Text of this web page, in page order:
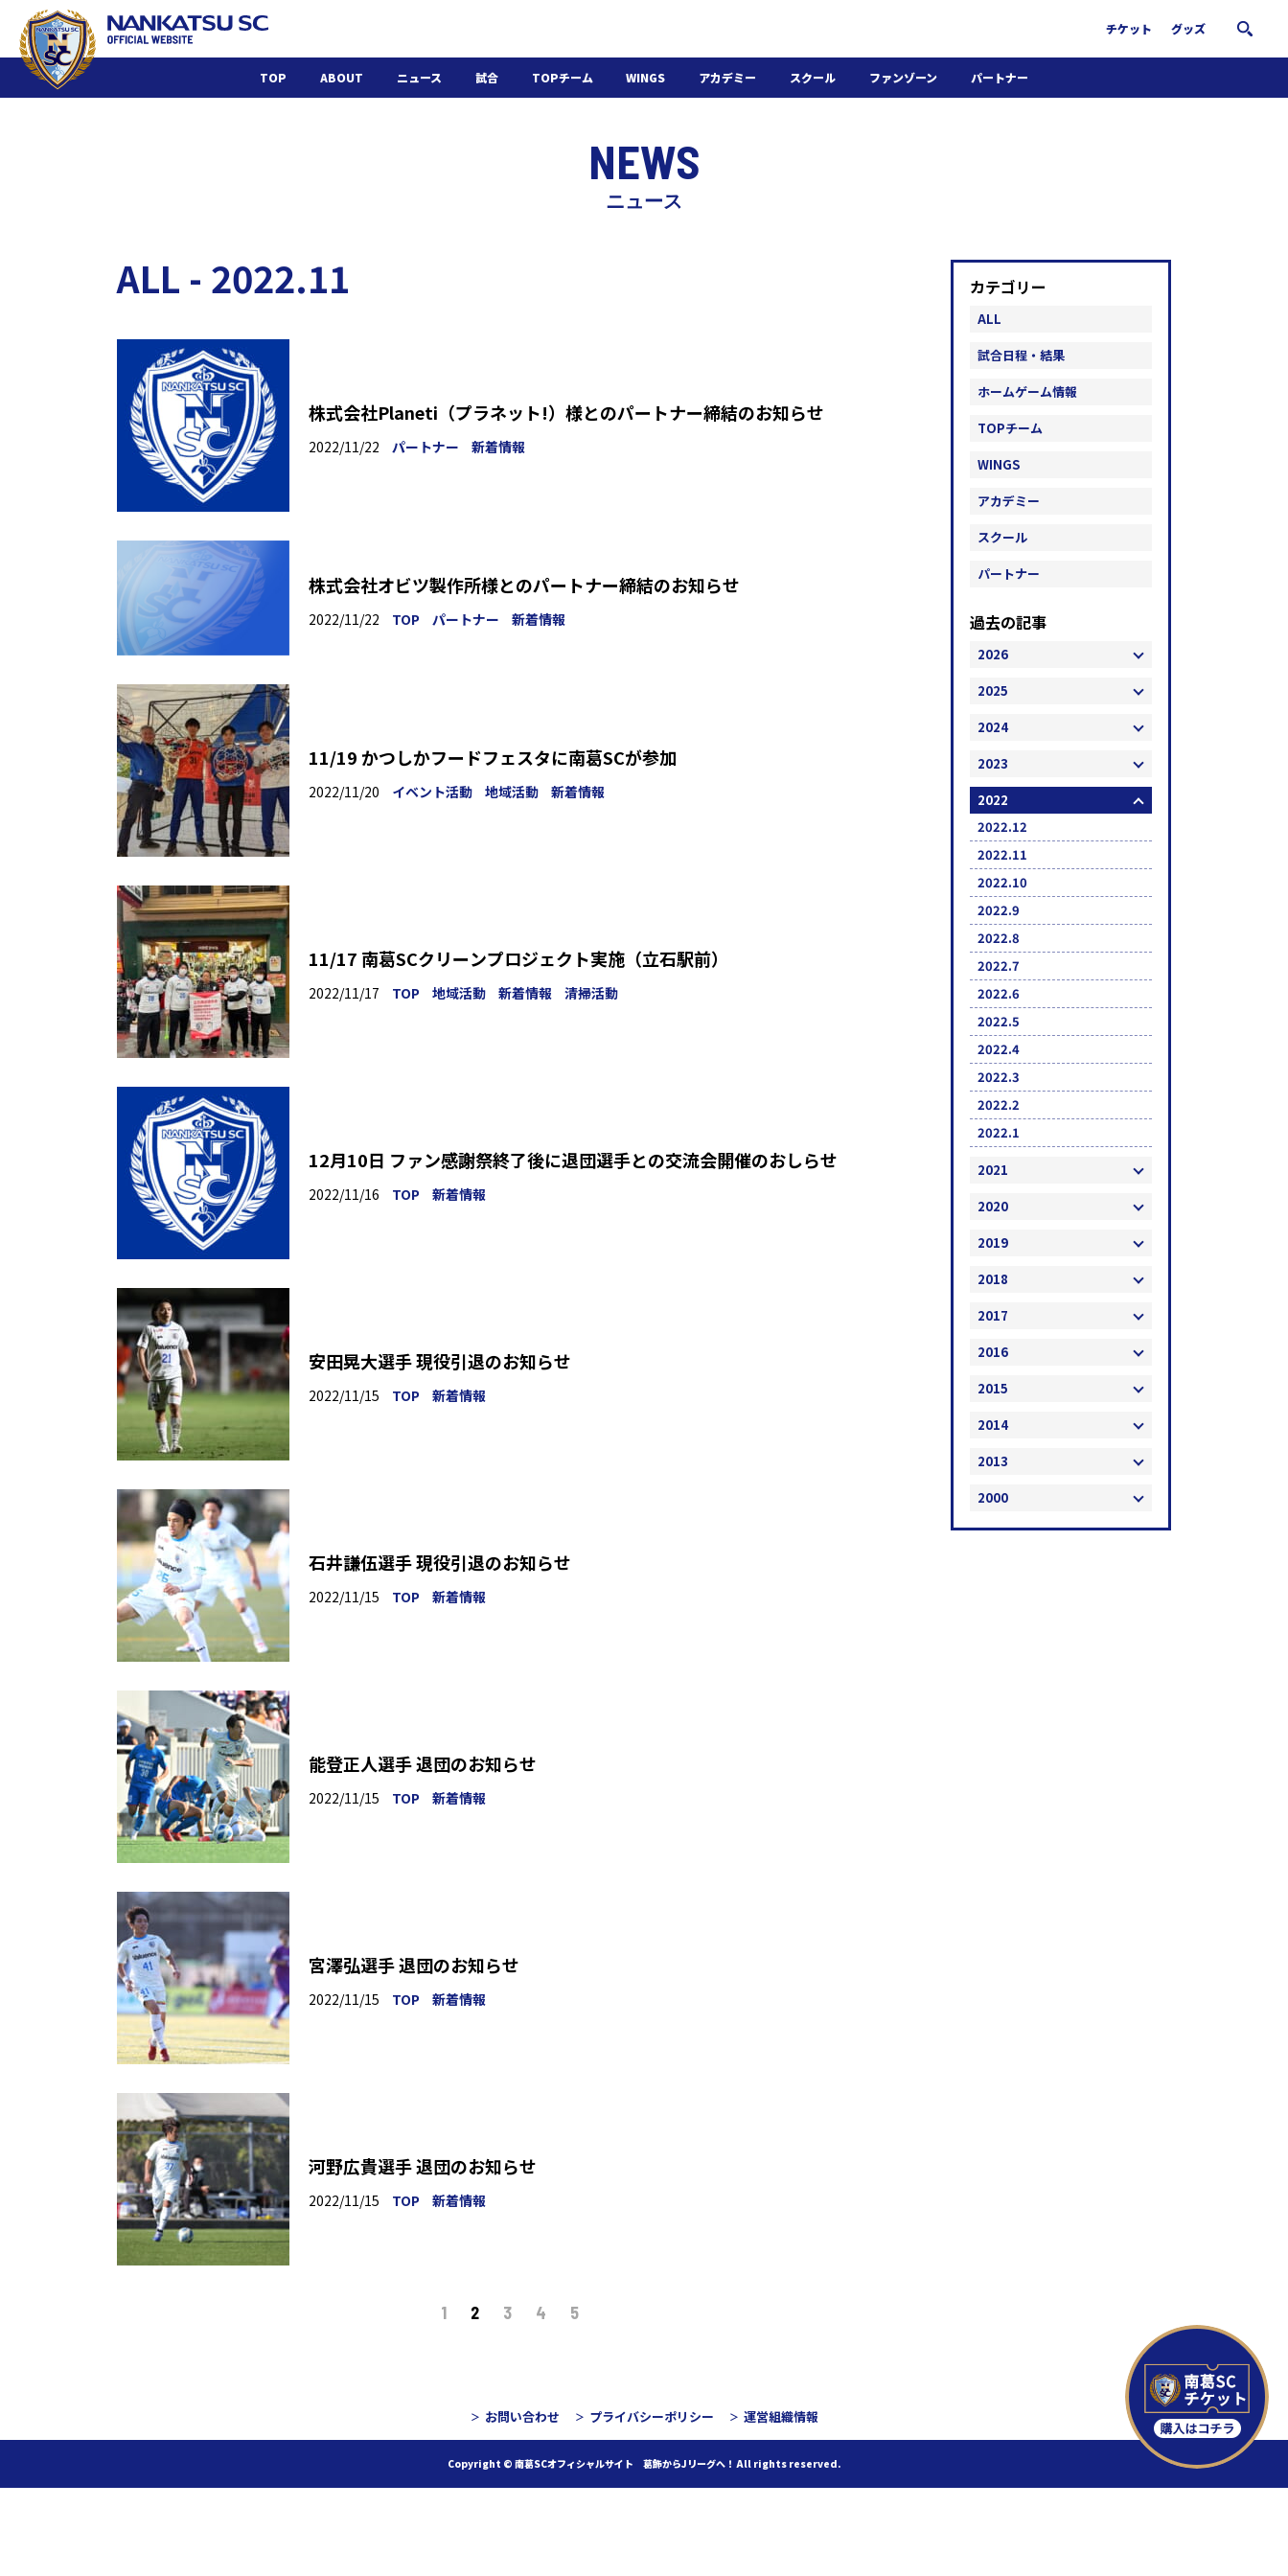
チケット グッズ
TOP ABOUT ニュース 試合 TOPチーム WINGS アカデミー スクール ファンゾーン パートナー
NEWS
ニュース
ALL - 2022.11
株式会社Planeti（プラネット!）様とのパートナー締結のお知らせ
2022/11/22 パートナー 新着情報
株式会社オビツ製作所様とのパートナー締結のお知らせ
2022/11/22 TOP パートナー 新着情報
11/19 かつしかフードフェスタに南葛SCが参加
2022/11/20 イベント活動 地域活動 新着情報
11/17 南葛SCクリーンプロジェクト実施（立石駅前）
2022/11/17 TOP 地域活動 新着情報 清掃活動
12月10日 ファン感謝祭終了後に退団選手との交流会開催のおしらせ
2022/11/16 TOP 新着情報
安田晃大選手 現役引退のお知らせ
2022/11/15 TOP 新着情報
石井謙伍選手 現役引退のお知らせ
2022/11/15 TOP 新着情報
能登正人選手 退団のお知らせ
2022/11/15 TOP 新着情報
宮澤弘選手 退団のお知らせ
2022/11/15 TOP 新着情報
河野広貴選手 退団のお知らせ
2022/11/15 TOP 新着情報
1 2 3 4 5
カテゴリー
ALL
試合日程・結果
ホームゲーム情報
TOPチーム
WINGS
アカデミー
スクール
パートナー
過去の記事
2026
2025
2024
2023
2022
2022.12
2022.11
2022.10
2022.9
2022.8
2022.7
2022.6
2022.5
2022.4
2022.3
2022.2
2022.1
2021
2020
2019
2018
2017
2016
2015
2014
2013
2000
お問い合わせ プライバシーポリシー 運営組織情報
Copyright © 南葛SCオフィシャルサイト 葛飾からJリーグへ！All rights reserved.